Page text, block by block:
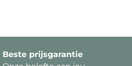
Beste prijsgarantie